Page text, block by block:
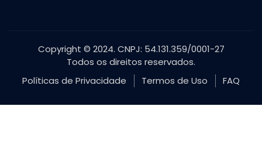
Copyright © 2024. CNPJ: 54.131.359/0001-27
Todos os direitos reservados.
Políticas de Privacidade
Termos de Uso FAQ